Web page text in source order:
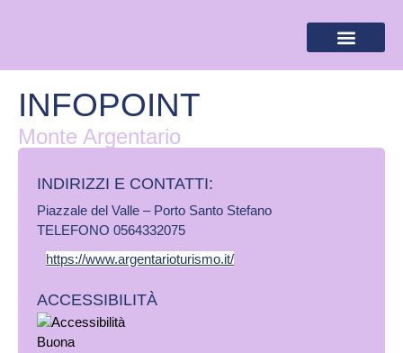
INFOPOINT
Monte Argentario
INDIRIZZI E CONTATTI:​
Piazzale del Valle – Porto Santo Stefano
TELEFONO 0564332075
https://www.argentarioturismo.it/
ACCESSIBILITÀ